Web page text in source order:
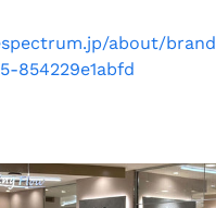
about/
854229e1abfd